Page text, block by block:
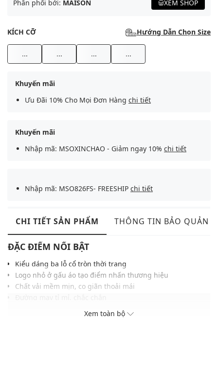
Phân phối bởi: MAISON XEM SHOP
KÍCH CỠ Hướng Dẫn Chọn Size
... ... ... ...
Khuyến mãi
Ưu Đãi 10% Cho Mọi Đơn Hàng chi tiết
Khuyến mãi
Nhập mã: MSOXINCHAO - Giảm ngay 10% chi tiết
Nhập mã: MSO826FS- FREESHIP chi tiết
CHI TIẾT SẢN PHẨM THÔNG TIN BẢO QUẢN
ĐẶC ĐIỂM NỔI BẬT
Kiểu dáng ba lỗ cổ tròn thời trang
Logo nhỏ ở gấu áo tạo điểm nhấn thương hiệu
Chất vải mềm mịn, co giãn thoải mái
Dễ dàng kết hợp với quần jean, chân váy hoặc quần âu
Xem toàn bộ